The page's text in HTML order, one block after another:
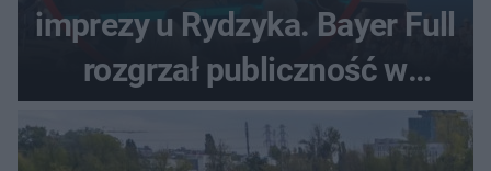
imprezy u Rydzyka. Bayer Full
rozgrzał publiczność w
Toruniu